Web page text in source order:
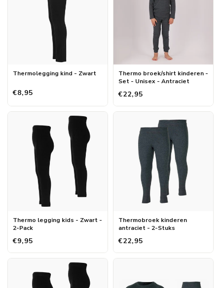
Thermolegging kind - Zwart
€8,95
Thermo broek/shirt kinderen -
Set - Unisex - Antraciet
€22,95
Thermo legging kids - Zwart -
2-Pack
€9,95
Thermobroek kinderen
antraciet - 2-Stuks
€22,95